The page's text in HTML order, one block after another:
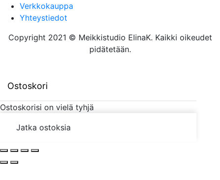
Verkkokauppa
Yhteystiedot
Copyright 2021 © Meikkistudio ElinaK. Kaikki oikeudet
pidätetään.
Ostoskori
Ostoskorisi on vielä tyhjä
Jatka ostoksia